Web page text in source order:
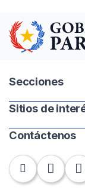
Secciones
Intranet
Mapa del sitio
Sitios de
Paraguay.gov.py
Banco Central del
Contraloría
Contáctenos
Chile 252 | 1220.
Tel: +595-21 440-